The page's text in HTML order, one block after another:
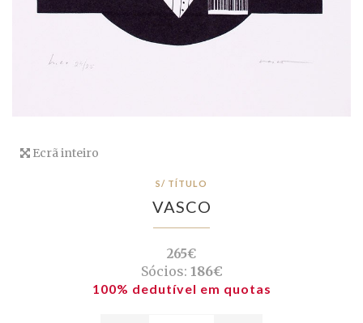
Ecrã inteiro
S/ TÍTULO
VASCO
265€
Sócios: 186€
100% dedutível em quotas